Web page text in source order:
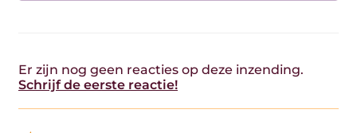
Er zijn nog geen reacties op deze inzending.
Schrijf de eerste reactie!